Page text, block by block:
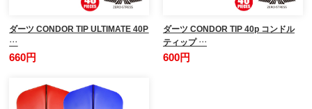
ダーツ CONDOR TIP ULTIMATE 40P
…
660円
ダーツ CONDOR TIP 40p コンドル
ティップ …
600円